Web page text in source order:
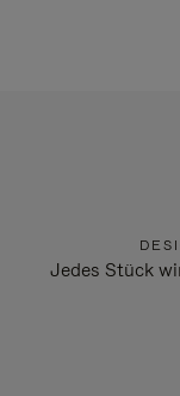
Jedes Stück